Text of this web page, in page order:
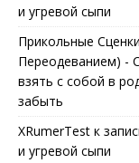
и угревой сыпи
Прикольные
Переодеванием) -
взять с собой в
забыть
XRumerTest к
и угревой сыпи